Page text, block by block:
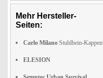
Mehr Hersteller-
Seiten:
Carlo Milano Stuhlbein-Kappen
ELESION